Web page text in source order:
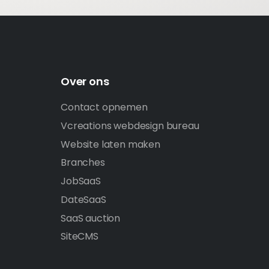
Over ons
Contact opnemen
Vcreations webdesign bureau
Website laten maken
Branches
JobSaaS
DateSaaS
SaaS auction
SiteCMS